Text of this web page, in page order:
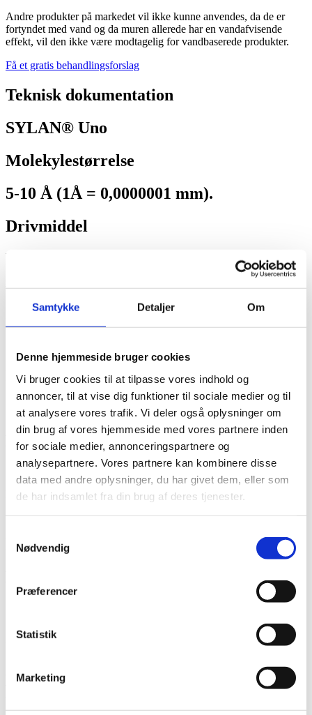
Samtykke Detaljer Om
Denne hjemmeside bruger cookies
Vi bruger cookies til at tilpasse vores indhold og
annoncer, til at vise dig funktioner til sociale medier og til
at analysere vores trafik. Vi deler også oplysninger om
din brug af vores hjemmeside med vores partnere inden
for sociale medier, annonceringspartnere og
analysepartnere. Vores partnere kan kombinere disse
data med andre oplysninger, du har givet dem, eller som
de har indsamlet fra din brug af deres tjenester.
Nødvendig
Præferencer
Statistik
Marketing
Andre produkter på markedet vil ikke kunne anvendes, da de er
fortyndet med vand og da muren allerede har en vandafvisende
effekt, vil den ikke være modtagelig for vandbaserede produkter.
Få et gratis behandlingsforslag
Teknisk dokumentation
SYLAN® Uno
Molekylestørrelse
5-10 Å (1Å = 0,0000001 mm).
Drivmiddel
Ethanol.
Virkningsstoffer
Isobutyltrialkoxysilan tilsat SYLAN® i-O
Indhold af virkningsstoffer
> 45%
Diffusionsmodstand
1,5 GPa s m2/kg inklusive underlagets
modstand på 1 GPa s m2/kg, dvs. fuld
diffusionsåben.
Indtrængningsdybde
dokumenteres Beton - op til 10 mm. Kan
Danner ikke overfladefilm. Underlagets